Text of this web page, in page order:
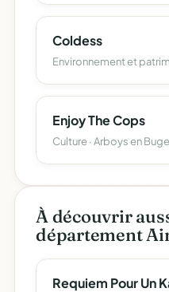
Coldess
Environnement et
Enjoy The Cops
Culture · Arboys en
À découvrir
département
Requiem Pour Un